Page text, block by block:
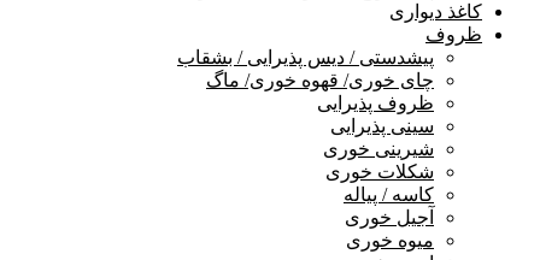
کاغذ دیواری
ظروف
پیشدستی / دیس پذیرایی / بشقاب
چای خوری/ قهوه خوری/ ماگ
ظروف پذیرایی
سینی پذیرایی
شیرینی خوری
شکلات خوری
کاسه / پیاله
آجیل خوری
میوه خوری